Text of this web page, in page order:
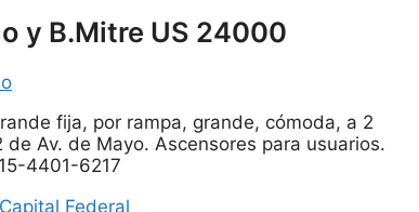
y B.Mitre US 24000
fija, por rampa, grande, cómoda, a 2
Av. de Mayo. Ascensores para usuarios.
4401-6217
Capital Federal